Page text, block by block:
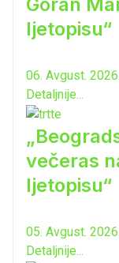
ljetopisu“
06. Avgust. 2026.
Detaljnije...
večeras
ljetopisu“
05. Avgust. 2026.
Detaljnije...